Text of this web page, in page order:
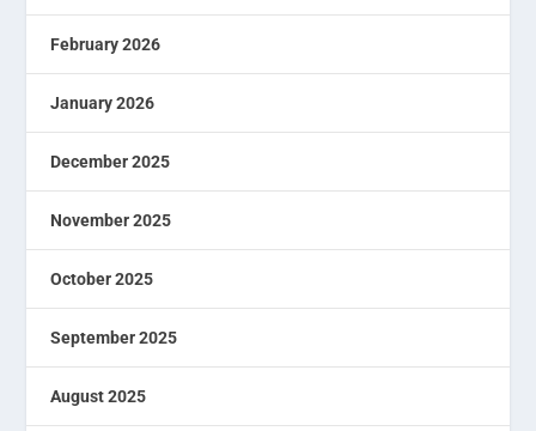
February 2026
January 2026
December 2025
November 2025
October 2025
September 2025
August 2025